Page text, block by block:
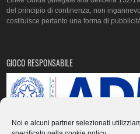
Noi e alcuni partner selezionati
del principio di continenza, non
costituisce pertanto una forma di
GIOCO RESPONSABILE